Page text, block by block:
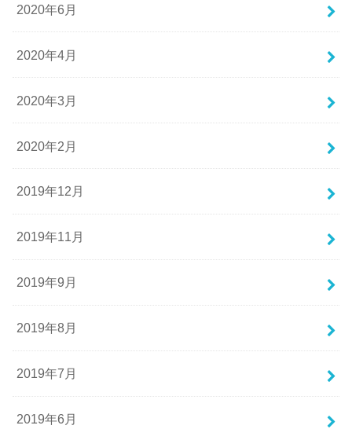
2020年6月
2020年4月
2020年3月
2020年2月
2019年12月
2019年11月
2019年9月
2019年8月
2019年7月
2019年6月